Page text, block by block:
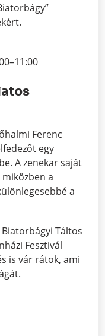
Ferenc
egy
A zenekar saját
a
a
Biatorbágyi Táltos
Fesztivál
is vár rátok, ami